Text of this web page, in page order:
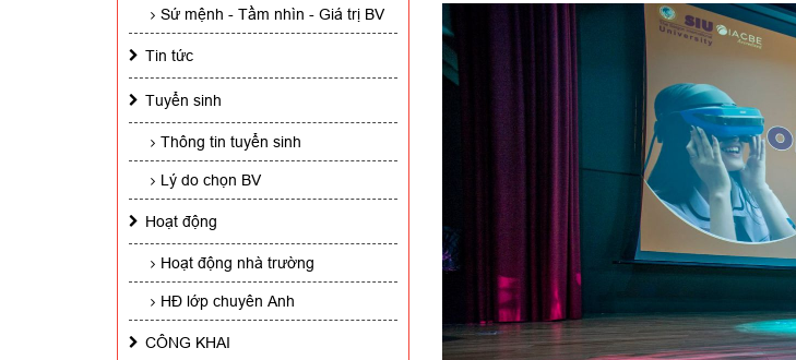
Sứ mệnh - Tầm nhìn - Giá trị BV
Tin tức
Tuyển sinh
Thông tin tuyển sinh
Lý do chọn BV
Hoạt động
Hoạt động nhà trường
HĐ lớp chuyên Anh
CÔNG KHAI